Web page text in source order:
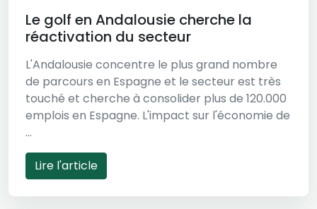
Le golf en Andalousie cherche la
réactivation du secteur
L'Andalousie concentre le plus grand nombre
de parcours en Espagne et le secteur est très
touché et cherche à consolider plus de 120.000
emplois en Espagne. L'impact sur l'économie de
...
Lire l'article